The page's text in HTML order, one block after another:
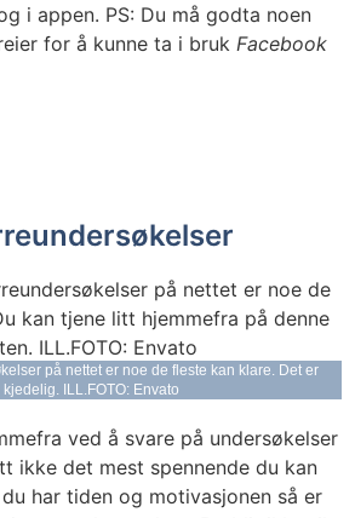
i appen. PS: Du må godta noen
for å kunne ta i bruk Facebook
på nettet er noe de fleste kan klare. Det er
kjedelig. ILL.FOTO: Envato
ved å svare på undersøkelser
ikke det mest spennende du kan
har tiden og motivasjonen så er